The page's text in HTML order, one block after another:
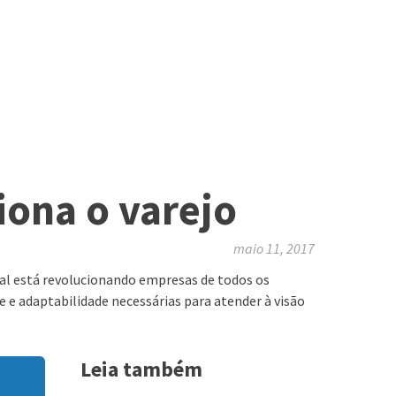
o varejo
maio 11, 2017
está revolucionando empresas de todos os
adaptabilidade necessárias para atender à visão
Leia também